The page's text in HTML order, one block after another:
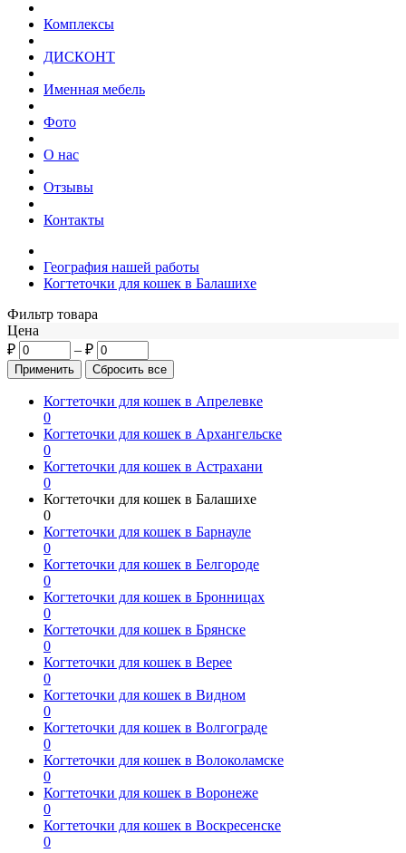
Комплексы
ДИСКОНТ
Именная мебель
Фото
О нас
Отзывы
Контакты
География нашей работы
Когтеточки для кошек в Балашихе
Фильтр товара
Цена
₽
– ₽
Когтеточки для кошек в Апрелевке
0
Когтеточки для кошек в Архангельске
0
Когтеточки для кошек в Астрахани
0
Когтеточки для кошек в Балашихе
0
Когтеточки для кошек в Барнауле
0
Когтеточки для кошек в Белгороде
0
Когтеточки для кошек в Бронницах
0
Когтеточки для кошек в Брянске
0
Когтеточки для кошек в Верее
0
Когтеточки для кошек в Видном
0
Когтеточки для кошек в Волгограде
0
Когтеточки для кошек в Волоколамске
0
Когтеточки для кошек в Воронеже
0
Когтеточки для кошек в Воскресенске
0